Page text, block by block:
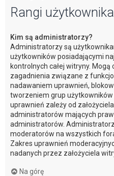
Rangi
Kim są administratorzy?
Administratorzy są
użytkowników posiadającymi
kontrolnych całej witryny.
zagadnienia związane z
nadawaniem uprawnień,
tworzeniem grup
uprawnień zależy od
administratorów mających
administratorów.
moderatorów na wszystkich
Zakres uprawnień
nadanych przez założyciela
Na górę